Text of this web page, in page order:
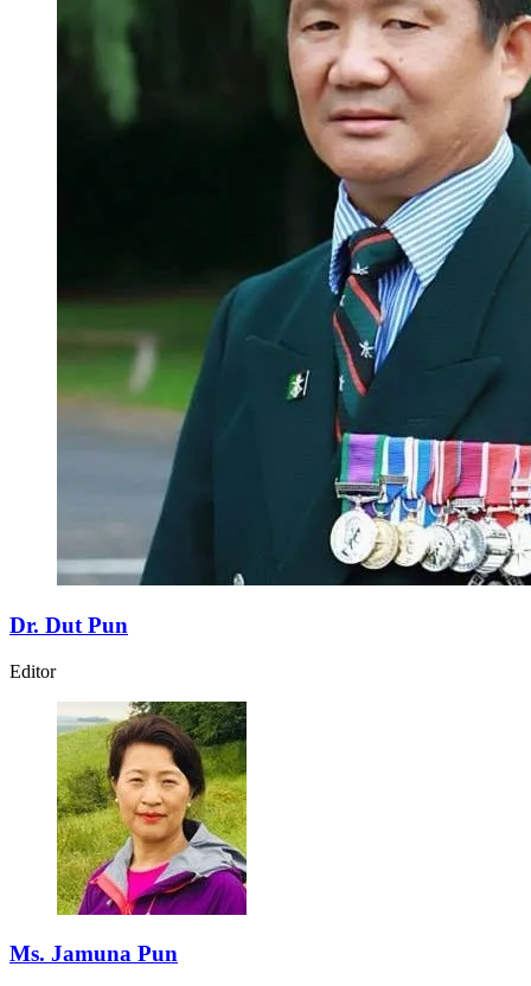
Dr. Dut Pun
Editor
Ms. Jamuna Pun